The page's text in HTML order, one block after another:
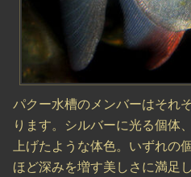
パクー水槽のメンバーはそれ
ります。シルバーに光る個体
上げたような体色。いずれの
ほど深みを増す美しさに満足